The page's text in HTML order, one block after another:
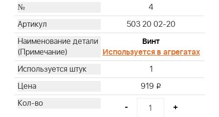
4
503 20 02-20
Винт
Используется в агрегатах
1
919 i
- +